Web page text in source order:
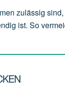
zulässig
ist. So